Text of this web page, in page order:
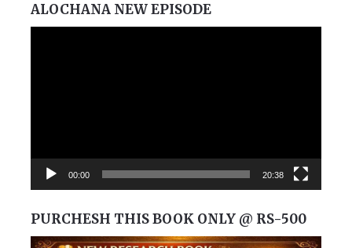
ALOCHANA NEW EPISODE
00:00 20:38
PURCHESH THIS BOOK ONLY @ RS-500